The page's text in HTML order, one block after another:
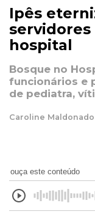
Ipês
hospital
Bosque no
funcionários e
de pediatra,
Caroline
ouça este conteúdo